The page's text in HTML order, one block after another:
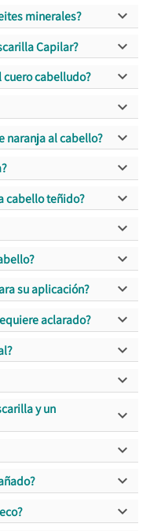
minerales? 
Capilar? 
cuero cabelludo? 

naranja al cabello? 

cabello teñido? 


su aplicación? 
aclarado? 


y un



